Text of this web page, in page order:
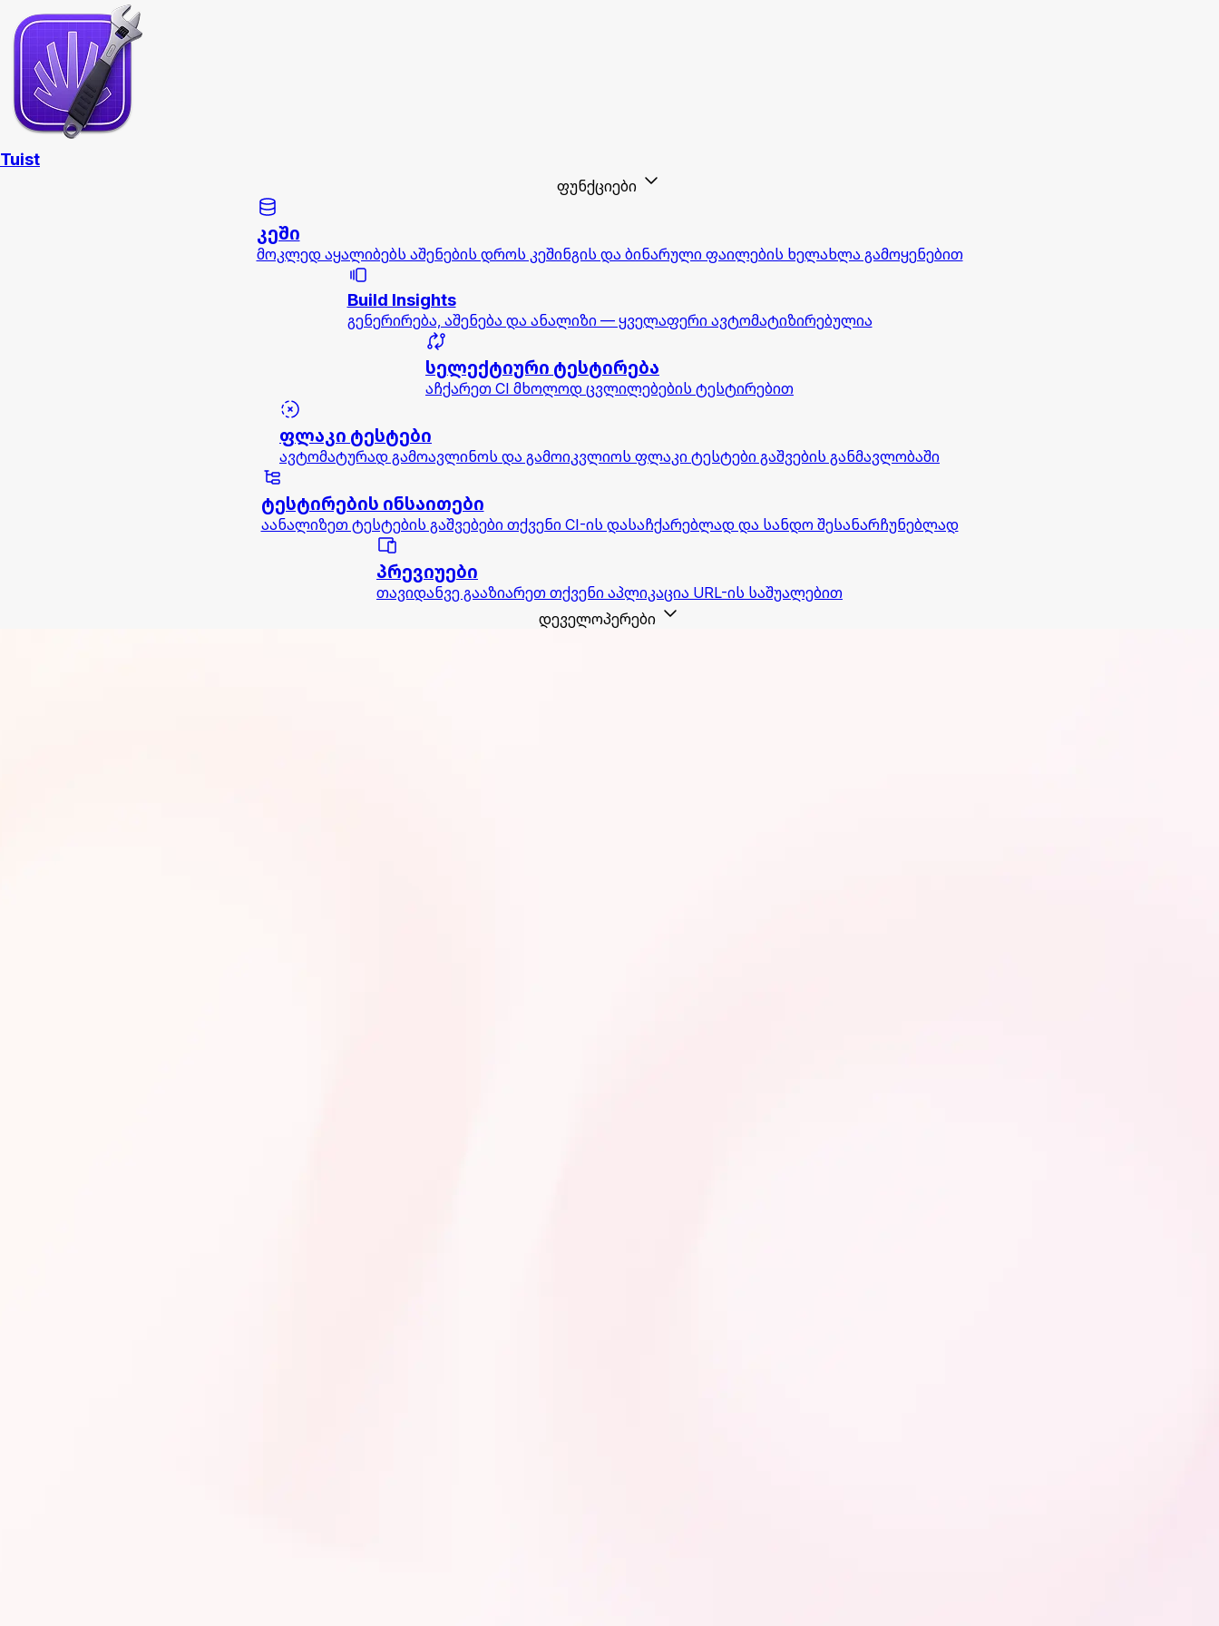
Tuist
ფუნქციები
კეში
მოკლედ აყალიბებს აშენების დროს კეშინგის და ბინარული ფაილების ხელახლა გამოყენებით
Build Insights
გენერირება, აშენება და ანალიზი — ყველაფერი ავტომატიზირებულია
სელექტიური ტესტირება
აჩქარეთ CI მხოლოდ ცვლილებების ტესტირებით
ფლაკი ტესტები
ავტომატურად გამოავლინოს და გამოიკვლიოს ფლაკი ტესტები გაშვების განმავლობაში
ტესტირების ინსაითები
აანალიზეთ ტესტების გაშვებები თქვენი CI-ის დასაჩქარებლად და სანდო შესანარჩუნებლად
პრევიუები
თავიდანვე გააზიარეთ თქვენი აპლიკაცია URL-ის საშუალებით
დეველოპერები